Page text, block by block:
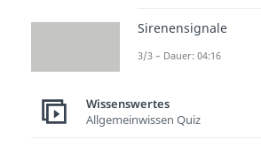
wurden, ist eine
gefährlich.
So kann es zum
Berlin besonders
beschmutzt
Sirenensignale
3/3 – Dauer: 04:16
Wissenswertes
Allgemeinwissen Quiz